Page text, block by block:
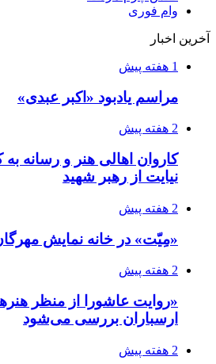
وام فوری
آخرین اخبار
1 هفته پیش
مراسم یادبود «اکبر عبدی»
2 هفته پیش
کاروان اهالی هنر و رسانه به
نیایت از رهبر شهید
2 هفته پیش
«مِیّت» در خانه نمایش
2 هفته پیش
«روایت عاشورا از منظر
ارسباران بررسی می‌شود
2 هفته پیش